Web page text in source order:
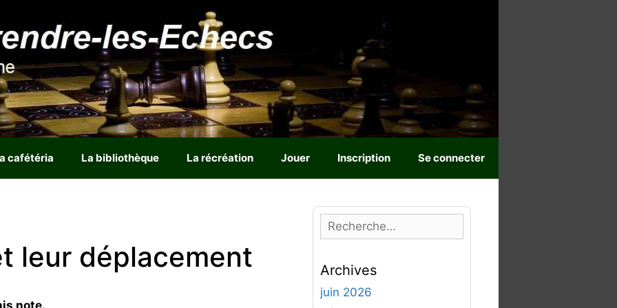
cafétéria La bibliothèque La récréation Jouer Inscription Se connecter
leur déplacement
note.
e
h
e
Archives
juin 2026